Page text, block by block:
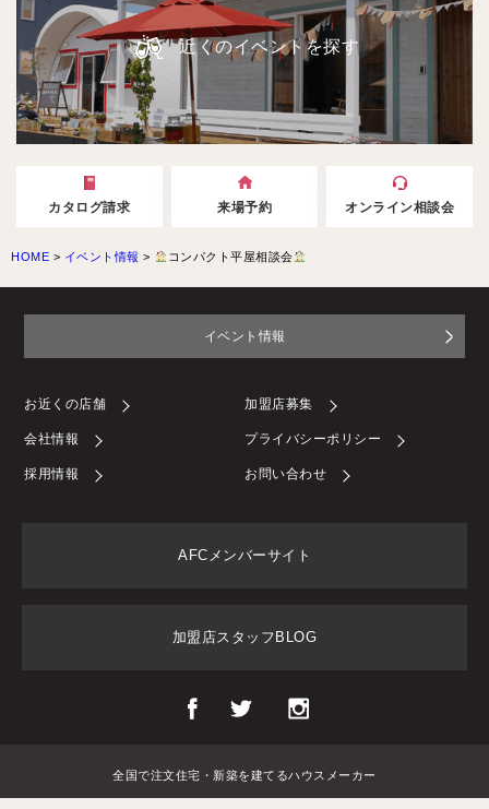
近くのイベントを探す
カタログ請求 来場予約 オンライン相談会
HOME > イベント情報 > コンパクト平屋相談会
イベント情報
お近くの店舗 加盟店募集
会社情報 プライバシーポリシー
採用情報 お問い合わせ
AFCメンバーサイト
加盟店スタッフBLOG
全国で注文住宅・新築を建てるハウスメーカー